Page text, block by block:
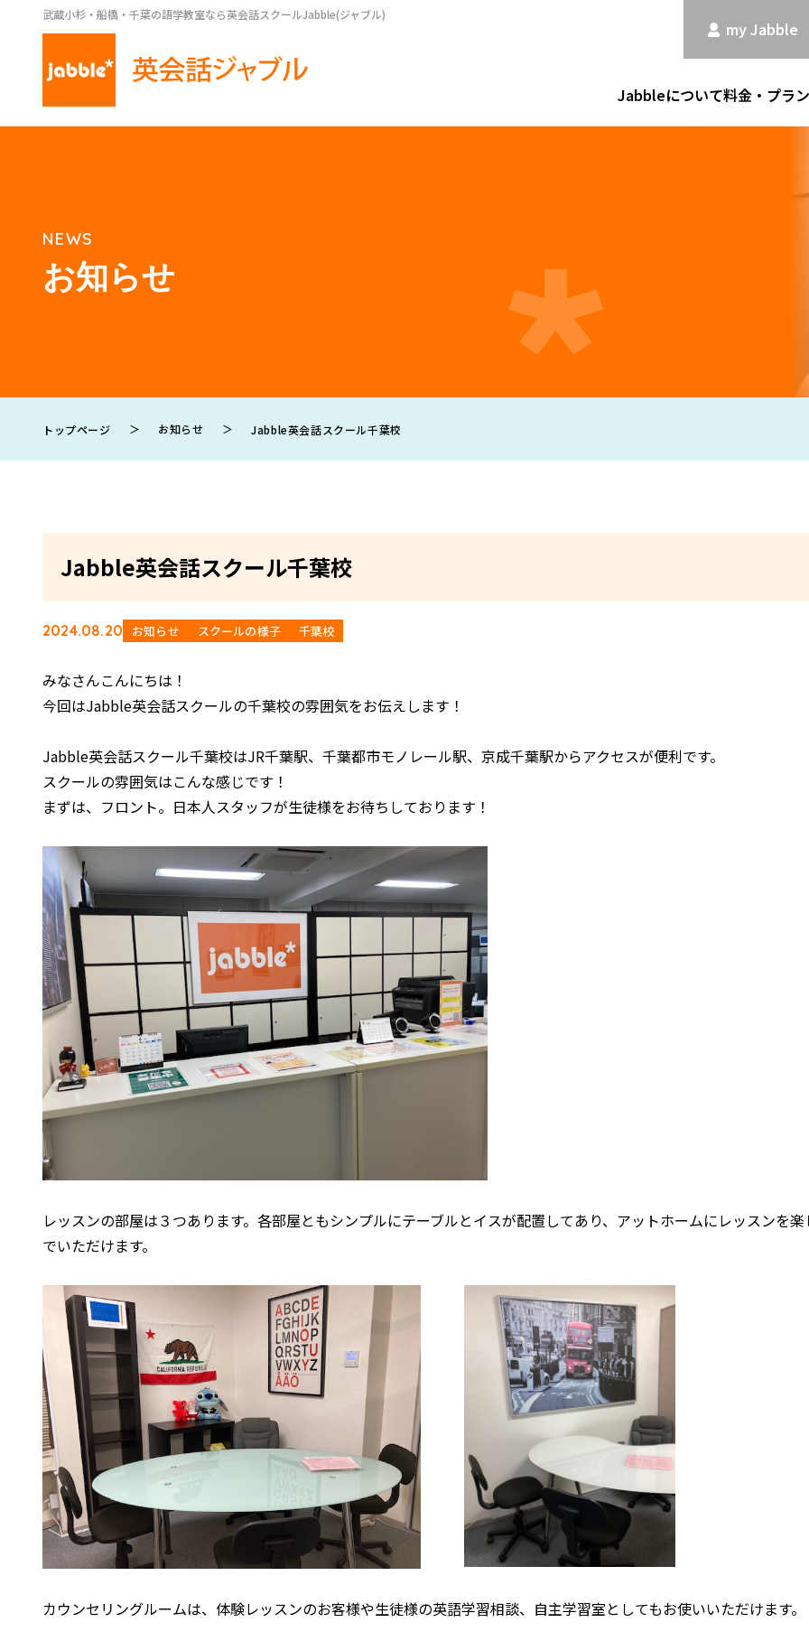
武蔵小杉・船橋・千葉の語学教室なら英会話スクールJabble(ジャブル)
my Jabble
Jabbleについて料金・プラン
NEWS
お知らせ
トップページ ＞ お知らせ ＞ Jabble英会話スクール千葉校
Jabble英会話スクール千葉校
2024.08.20 お知らせ スクールの様子 千葉校
みなさんこんにちは！
今回はJabble英会話スクールの千葉校の雰囲気をお伝えします！
Jabble英会話スクール千葉校はJR千葉駅、千葉都市モノレール駅、京成千葉駅からアクセスが便利です。
スクールの雰囲気はこんな感じです！
まずは、フロント。日本人スタッフが生徒様をお待ちしております！
レッスンの部屋は３つあります。各部屋ともシンプルにテーブルとイスが配置してあり、アットホームにレッスンを楽
でいただけます。
カウンセリングルームは、体験レッスンのお客様や生徒様の英語学習相談、自主学習室としてもお使いいただけます。